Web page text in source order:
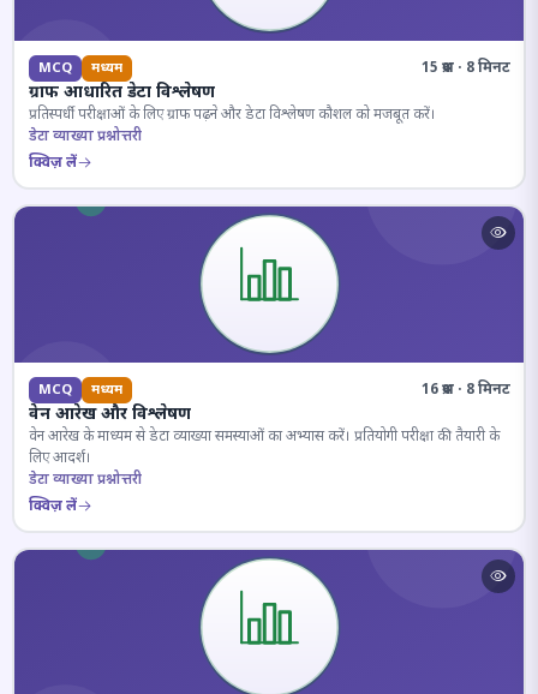
MCQ मध्यम 15 प्रश्न · 8 मिनट
ग्राफ आधारित डेटा विश्लेषण
प्रतिस्पर्धी परीक्षाओं के लिए ग्राफ पढ़ने और डेटा विश्लेषण कौशल को मजबूत करें।
डेटा व्याख्या प्रश्नोत्तरी
क्विज़ लें
MCQ मध्यम 16 प्रश्न · 8 मिनट
वेन आरेख और विश्लेषण
वेन आरेख के माध्यम से डेटा व्याख्या समस्याओं का अभ्यास करें। प्रतियोगी परीक्षा की तैयारी के
लिए आदर्श।
डेटा व्याख्या प्रश्नोत्तरी
क्विज़ लें